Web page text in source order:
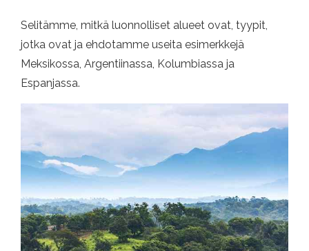
Selitämme, mitkä luonnolliset alueet ovat, tyypit,
jotka ovat ja ehdotamme useita esimerkkejä
Meksikossa, Argentiinassa, Kolumbiassa ja
Espanjassa.